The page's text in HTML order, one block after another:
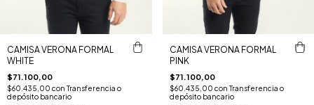
CAMISA VERONA FORMAL
WHITE
$71.100,00
$60.435,00 con Transferencia o
depósito bancario
CAMISA VERONA FORMAL
PINK
$71.100,00
$60.435,00 con Transferencia o
depósito bancario